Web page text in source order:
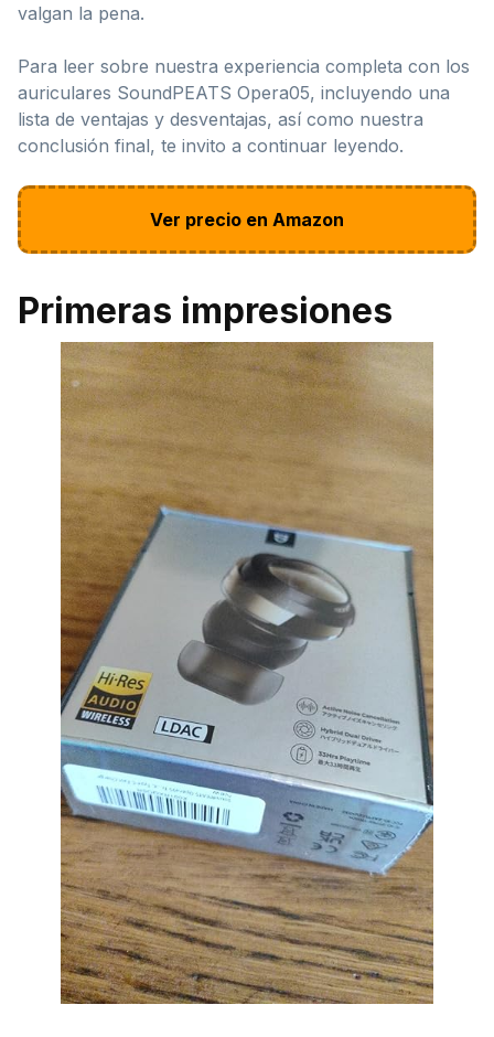
valgan la pena.
Para leer sobre nuestra experiencia completa con los
auriculares SoundPEATS Opera05, incluyendo una
lista de ventajas y desventajas, así como nuestra
conclusión final, te invito a continuar leyendo.
Ver precio en Amazon
Primeras impresiones